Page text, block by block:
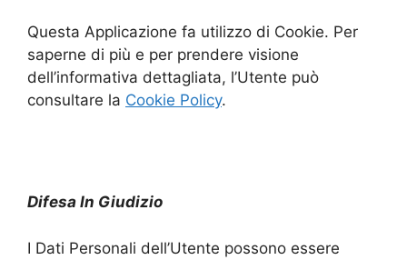
Questa Applicazione fa utilizzo di Cookie. Per
saperne di più e per prendere visione
dell’informativa dettagliata, l’Utente può
consultare la Cookie Policy.
Difesa In Giudizio
I Dati Personali dell’Utente possono essere